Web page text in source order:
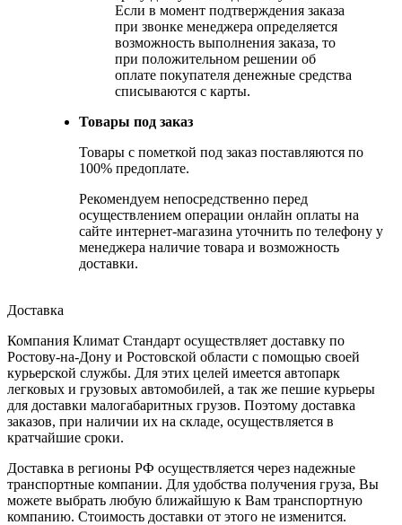
Если в момент подтверждения заказа
при звонке менеджера определяется
возможность выполнения заказа, то
при положительном решении об
оплате покупателя денежные средства
списываются с карты.
Товары под заказ
Товары с пометкой под заказ поставляются по
100% предоплате.
Рекомендуем непосредственно перед
осуществлением операции онлайн оплаты на
сайте интернет-магазина уточнить по телефону у
менеджера наличие товара и возможность
доставки.
Доставка
Компания Климат Стандарт осуществляет доставку по
Ростову-на-Дону и Ростовской области с помощью своей
курьерской службы. Для этих целей имеется автопарк
легковых и грузовых автомобилей, а так же пешие курьеры
для доставки малогабаритных грузов. Поэтому доставка
заказов, при наличии их на складе, осуществляется в
кратчайшие сроки.
Доставка в регионы РФ осуществляется через надежные
транспортные компании. Для удобства получения груза, Вы
можете выбрать любую ближайшую к Вам транспортную
компанию. Стоимость доставки от этого не изменится.